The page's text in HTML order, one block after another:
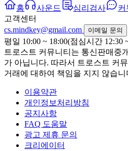
홈 사운드 심리검사 커
고객센터
cs.mindkey@gmail.com
이메일 문의
평일 10:00 ~ 18:00(점심시간 12:30
트로스트 커뮤니티는 통신판매중
가 아닙니다. 따라서 트로스트 커
거래에 대하여 책임을 지지 않습니
이용약관
개인정보처리방침
공지사항
FAQ 도움말
광고 제휴 문의
크리에이터